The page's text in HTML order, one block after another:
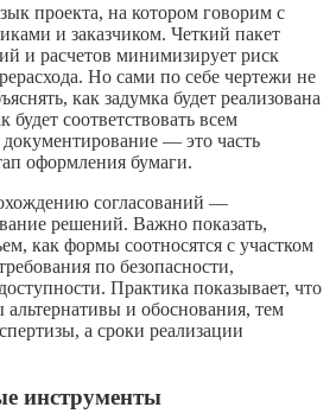
проекта, на котором говорим с
и заказчиком. Четкий пакет
и расчетов минимизирует риск
Но сами по себе чертежи не
как задумка будет реализована
соответствовать всем
— это часть
оформления бумаги.
согласований —
решений. Важно показать,
как формы соотносятся с участком
по безопасности,
Практика показывает, что
альтернативы и обоснования, тем
а сроки реализации
инструменты